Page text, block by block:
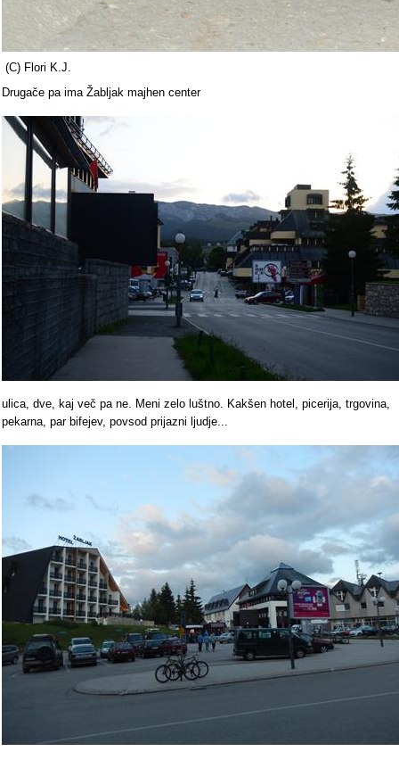
(C) Flori K.J.
Drugače pa ima Žabljak majhen center
ulica, dve, kaj več pa ne. Meni zelo luštno. Kakšen hotel, picerija, trgovina,
pekarna, par bifejev, povsod prijazni ljudje...